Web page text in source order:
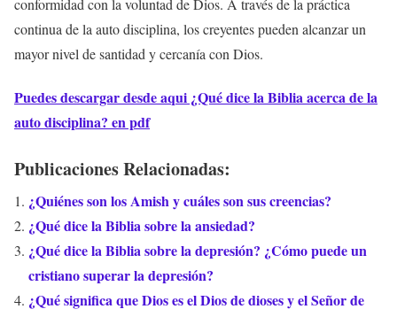
continua de la auto disciplina, los creyentes pueden alcanzar un
mayor nivel de santidad y cercanía con Dios.
Puedes descargar desde aqui ¿Qué dice la Biblia acerca de la
auto disciplina? en pdf
Publicaciones Relacionadas:
¿Quiénes son los Amish y cuáles son sus creencias?
¿Qué dice la Biblia sobre la ansiedad?
¿Qué dice la Biblia sobre la depresión? ¿Cómo puede un
cristiano superar la depresión?
¿Qué significa que Dios es el Dios de dioses y el Señor de